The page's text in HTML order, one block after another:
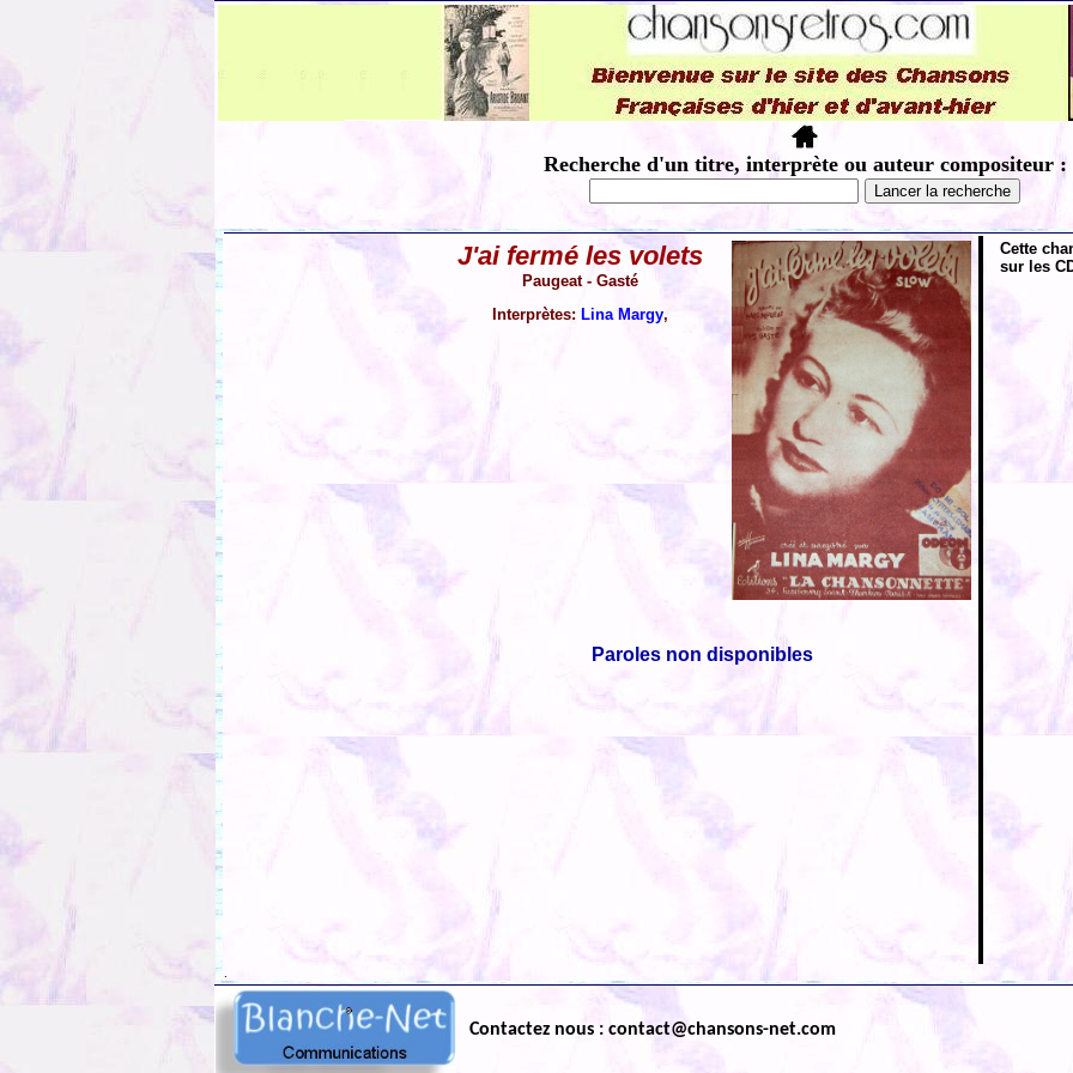
Recherche d'un titre, interprète ou auteur compositeur :
J'ai fermé les volets
Paugeat - Gasté
Interprètes: Lina Margy,
Paroles non disponibles
Cette
sur les
Contactez nous : contact@chansons-net.com